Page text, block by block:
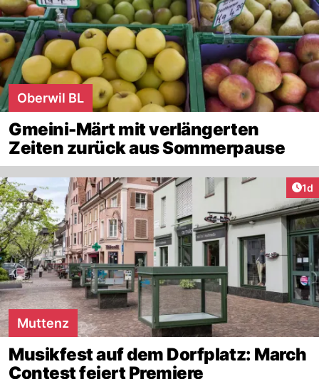
Oberwil BL
Gmeini-Märt mit verlängerten
Zeiten zurück aus Sommerpause
1d
Muttenz
Musikfest auf dem Dorfplatz: March
Contest feiert Premiere